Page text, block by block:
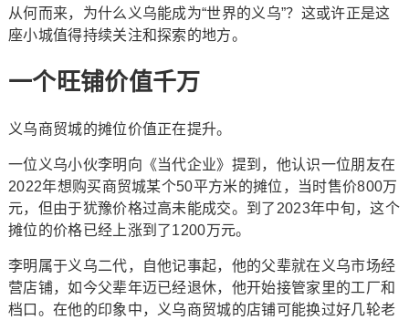
从何而来，为什么义乌能成为“世界的义乌”？这或许正是这
座小城值得持续关注和探索的地方。
一个旺铺价值千万
义乌商贸城的摊位价值正在提升。
一位义乌小伙李明向《当代企业》提到，他认识一位朋友在
2022年想购买商贸城某个50平方米的摊位，当时售价800万
元，但由于犹豫价格过高未能成交。到了2023年中旬，这个
摊位的价格已经上涨到了1200万元。
李明属于义乌二代，自他记事起，他的父辈就在义乌市场经
营店铺，如今父辈年迈已经退休，他开始接管家里的工厂和
档口。在他的印象中，义乌商贸城的店铺可能换过好几轮老